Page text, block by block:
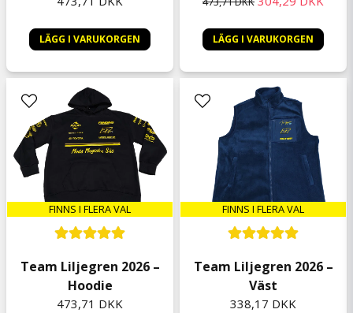
for 10 måneder siden
Bra kvalitet på denna T-shirt, rekommendera
Håkan
for 1 år siden
Bra kvalitet
Roger
for 1 år siden
LÄGG I VARUKORGEN LÄGG I VARUKORGEN
FINNS I FLERA VAL
Team Liljegren 2026 –
Hoodie
473,71 DKK
FINNS I FLERA VAL
Team Liljegren 2026 –
Väst
338,17 DKK